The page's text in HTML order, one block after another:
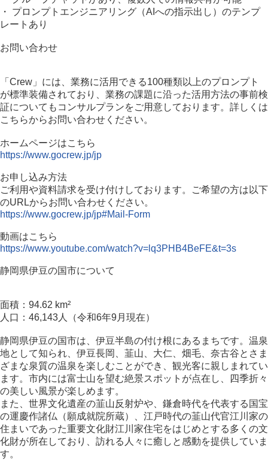
・ プロンプトエンジニアリング（AIへの指示出し）のテンプ
レートあり
お問い合わせ
「Crew」には、業務に活用できる100種類以上のプロンプト
が標準装備されており、業務の課題に沿った活用方法の事前検
証についてもコンサルプランをご用意しております。詳しくは
こちらからお問い合わせください。
ホームページはこちら
https://www.gocrew.jp/jp
お申し込み方法
ご利用や資料請求を受け付けしております。ご希望の方は以下
のURLからお問い合わせください。
https://www.gocrew.jp/jp#Mail-Form
動画はこちら
https://www.youtube.com/watch?v=lq3PHB4BeFE&t=3s
静岡県伊豆の国市について
面積：94.62 km²
人口：46,143人（令和6年9月現在）
静岡県伊豆の国市は、伊豆半島の付け根にあるまちです。温泉
地として知られ、伊豆長岡、韮山、大仁、畑毛、奈古谷とさま
ざまな泉質の温泉を楽しむことができ、観光客に親しまれてい
ます。市内には富士山を望む絶景スポットが点在し、四季折々
の美しい風景が楽しめます。
また、世界文化遺産の韮山反射炉や、鎌倉時代を代表する国宝
の運慶作諸仏（願成就院所蔵）、江戸時代の韮山代官江川家の
住まいであった重要文化財江川家住宅をはじめとする多くの文
化財が所在しており、訪れる人々に癒しと感動を提供していま
す。